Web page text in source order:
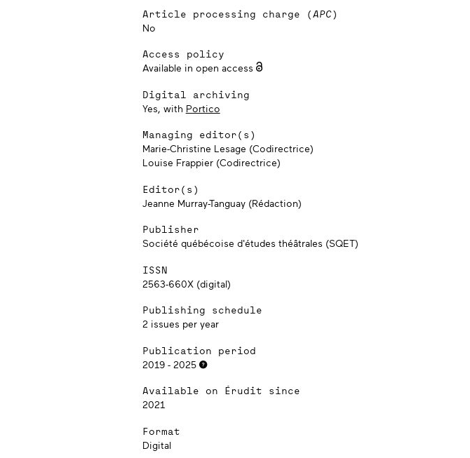
Article processing charge (APC)
No
Access policy
Available in open access
Digital archiving
Yes, with Portico
Managing editor(s)
Marie-Christine Lesage (Codirectrice)
Louise Frappier (Codirectrice)
Editor(s)
Jeanne Murray-Tanguay (Rédaction)
Publisher
Société québécoise d'études théâtrales (SQET)
ISSN
2563-660X (digital)
Publishing schedule
2 issues per year
Publication period
2019 - 2025
Available on Érudit since
2021
Format
Digital